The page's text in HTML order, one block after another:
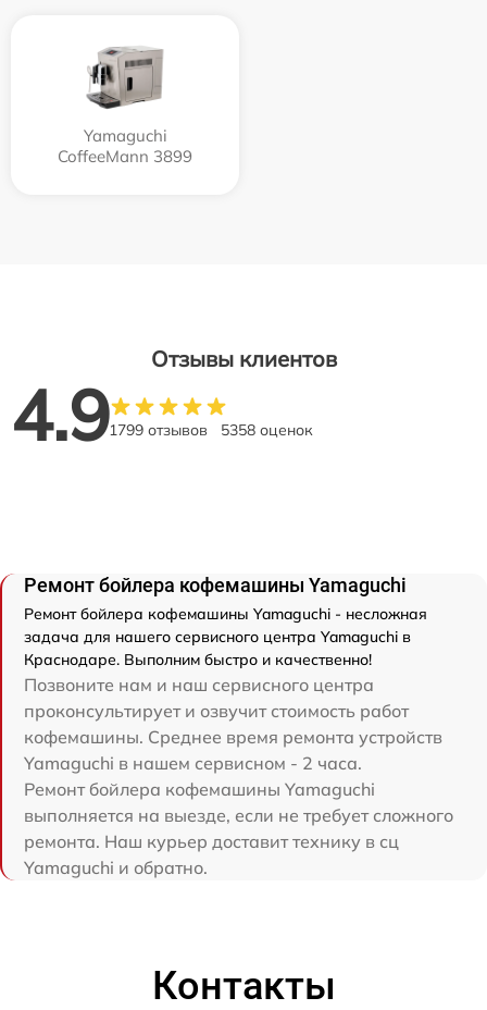
Yamaguchi
CoffeeMann 3899
Отзывы клиентов
4.91799 отзывов 5358 оценок
Ремонт бойлера кофемашины Yamaguchi
Ремонт бойлера кофемашины Yamaguchi - несложная
задача для нашего сервисного центра Yamaguchi в
Краснодаре. Выполним быстро и качественно!
Позвоните нам и наш сервисного центра
проконсультирует и озвучит стоимость работ
кофемашины. Среднее время ремонта устройств
Yamaguchi в нашем сервисном - 2 часа.
Ремонт бойлера кофемашины Yamaguchi
выполняется на выезде, если не требует сложного
ремонта. Наш курьер доставит технику в сц
Yamaguchi и обратно.
Контакты